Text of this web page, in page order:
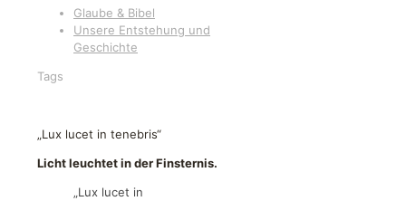
Glaube & Bibel
Unsere Entstehung und
Geschichte
Tags
„Lux lucet in tenebris“
Lichtleuchtet in der Finsternis.
„Lux lucet in